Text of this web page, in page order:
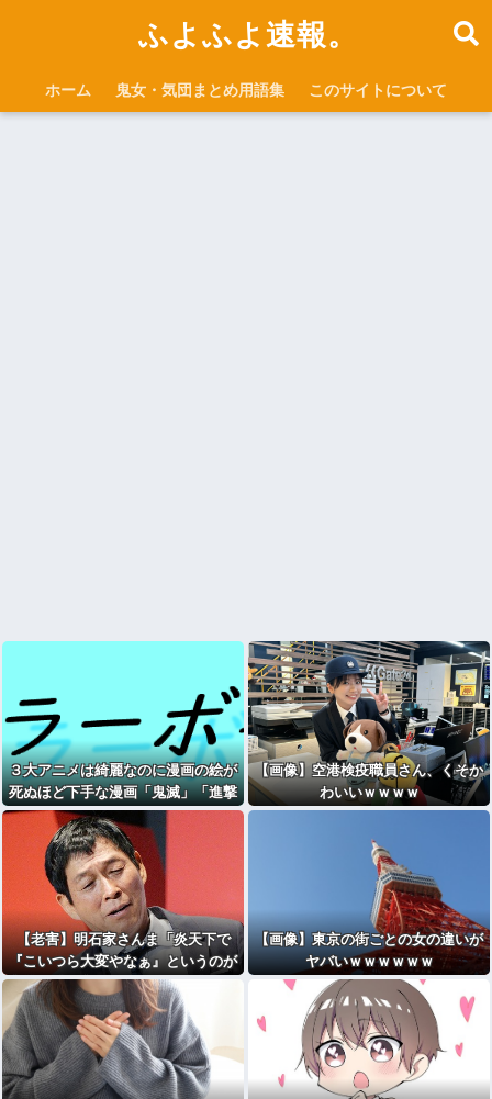
ふよふよ速報。
ホーム 鬼女・気団まとめ用語集 このサイトについて
３大アニメは綺麗なのに漫画の絵が
死ぬほど下手な漫画「鬼滅」「進撃
の巨人」
【画像】空港検疫職員さん、くそか
わいいｗｗｗｗ
【老害】明石家さんま「炎天下で
『こいつら大変やなぁ』というのが
高校野球の良さ。ナイターが当たり
前だとつまらない」
【画像】東京の街ごとの女の違いが
ヤバいｗｗｗｗｗｗ